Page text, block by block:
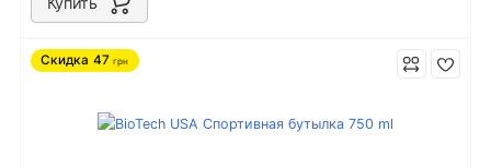
Скидка 47 грн